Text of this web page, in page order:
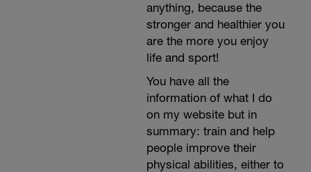
anything, because the
stronger and healthier you
are the more you enjoy
life and sport!
You have all the
information of what I do
on my website but in
summary: train and help
people improve their
physical abilities, either to